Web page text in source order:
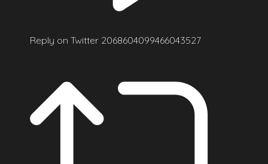
Reply on Twitter 2068604099466043527